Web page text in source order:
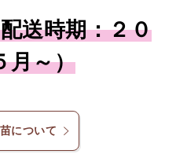
送時期：２０
月～）
について